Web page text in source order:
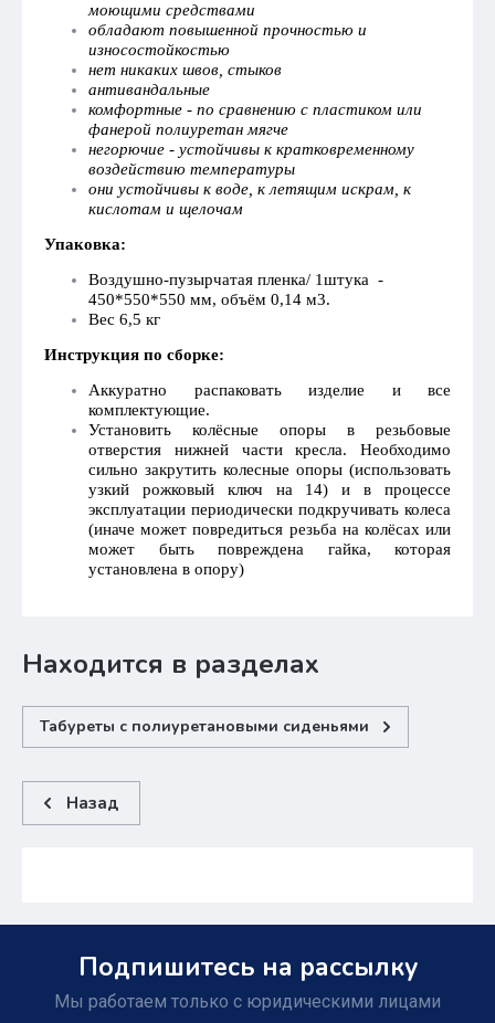
моющими средствами
обладают повышенной прочностью и
износостойкостью
нет никаких швов, стыков
антивандальные
комфортные - по сравнению с пластиком или
фанерой полиуретан мягче
негорючие - устойчивы к кратковременному
воздействию температуры
они устойчивы к воде, к летящим искрам, к
кислотам и щелочам
Упаковка:
Воздушно-пузырчатая пленка/ 1штука -
450*550*550 мм, объём 0,14 м3.
Вес 6,5 кг
Инструкция по сборке:
Аккуратно распаковать изделие и все
комплектующие.
Установить колёсные опоры в резьбовые
отверстия нижней части кресла. Необходимо
сильно закрутить колесные опоры (использовать
узкий рожковый ключ на 14) и в процессе
эксплуатации периодически подкручивать колеса
(иначе может повредиться резьба на колёсах или
может быть повреждена гайка, которая
установлена в опору)
Находится в разделах
Табуреты с полиуретановыми сиденьями
Назад
Подпишитесь на рассылку
Мы работаем только с юридическими лицами